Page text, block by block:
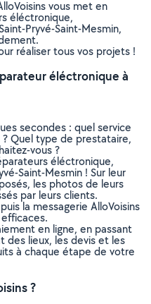
vous met en
éléctronique,
Pryvé-Saint-Mesmin,
réaliser tous vos projets !
éléctronique à
secondes : quel service
Quel type de prestataire,
vous ?
éléctronique,
Saint-Mesmin ! Sur leur
les photos de leurs
par leurs clients.
la messagerie AlloVoisins
en ligne, en passant
des lieux, les devis et les
à chaque étape de votre
?